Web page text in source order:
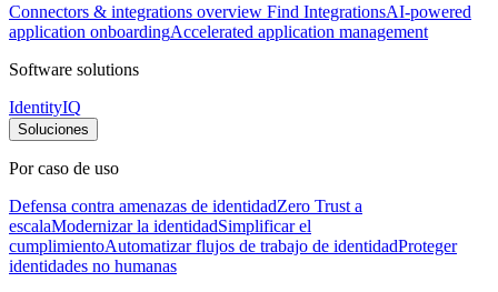
Connectors & integrations overview Find IntegrationsAI-powered
application onboardingAccelerated application management
Software solutions
IdentityIQ
Soluciones
Por caso de uso
Defensa contra amenazas de identidadZero Trust a
escalaModernizar la identidadSimplificar el
cumplimientoAutomatizar flujos de trabajo de identidadProteger
identidades no humanas